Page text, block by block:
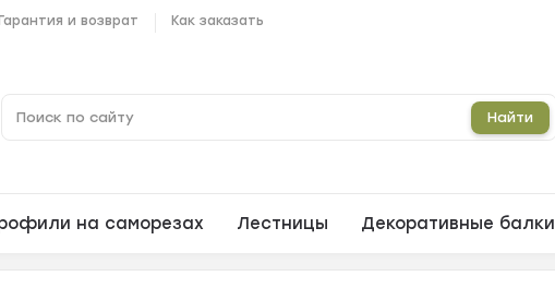
и возврат Как заказать
Найти
на саморезах Лестницы Декоративные балки